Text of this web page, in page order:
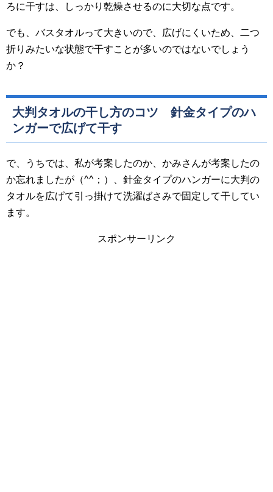
ろに干すは、しっかり乾燥させるのに大切な点です。
でも、バスタオルって大きいので、広げにくいため、二つ
折りみたいな状態で干すことが多いのではないでしょう
か？
大判タオルの干し方のコツ 針金タイプのハ
ンガーで広げて干す
で、うちでは、私が考案したのか、かみさんが考案したの
か忘れましたが（^^；）、針金タイプのハンガーに大判の
タオルを広げて引っ掛けて洗濯ばさみで固定して干してい
ます。
スポンサーリンク